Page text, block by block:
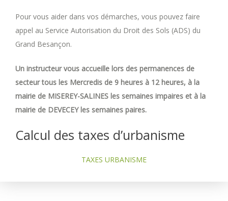
Pour vous aider dans vos démarches, vous pouvez faire
appel au Service Autorisation du Droit des Sols (ADS) du
Grand Besançon.
Un instructeur vous accueille lors des permanences de
secteur tous les Mercredis de 9 heures à 12 heures, à la
mairie de MISEREY-SALINES les semaines impaires et à la
mairie de DEVECEY les semaines paires.
Calcul des taxes d’urbanisme
TAXES URBANISME